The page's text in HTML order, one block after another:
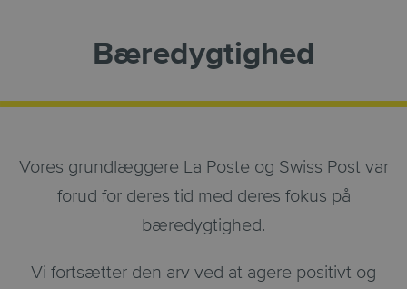
Bæredygtighed
Vores grundlæggere La Poste og Swiss Post var
forud for deres tid med deres fokus på
bæredygtighed.
Vi fortsætter den arv ved at agere positivt og